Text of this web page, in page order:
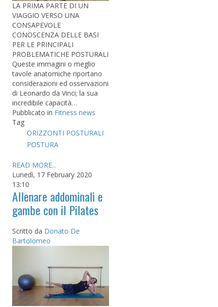
LA PRIMA PARTE DI UN
VIAGGIO VERSO UNA
CONSAPEVOLE
CONOSCENZA DELLE BASI
PER LE PRINCIPALI
PROBLEMATICHE POSTURALI
Queste immagini o meglio
tavole anatomiche riportano
considerazioni ed osservazioni
di Leonardo da Vinci; la sua
incredibile capacità…
Pubblicato in Fitness news
Tag
ORIZZONTI POSTURALI
POSTURA
READ MORE...
Lunedì, 17 February 2020
13:10
Allenare addominali e
gambe con il Pilates
Scritto da Donato De
Bartolomeo